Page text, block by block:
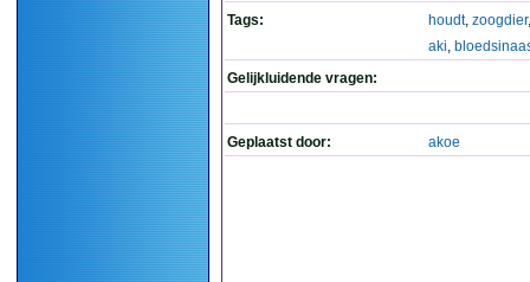
Tags:
houdt, zoogdier
aki,
Gelijkluidende vragen:
Geplaatst door: akoe